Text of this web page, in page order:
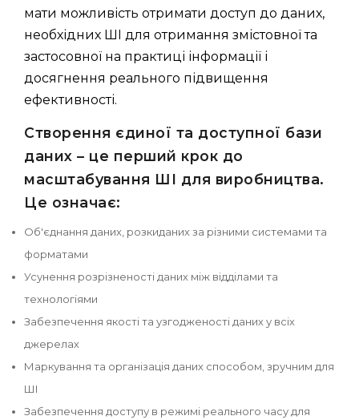
мати можливість отримати доступ до даних,
необхідних ШІ для отримання змістовної та
застосовної на практиці інформації і
досягнення реального підвищення
ефективності.
Створення єдиної та доступної бази
даних – це перший крок до
масштабування ШІ для виробництва.
Це означає:
Об'єднання даних, розкиданих за різними системами та
форматами
Усунення розрізненості даних між відділами та
технологіями
Забезпечення якості та узгодженості даних у всіх
джерелах
Маркування та організація даних способом, зручним для
ШІ
Забезпечення доступу в режимі реального часу для